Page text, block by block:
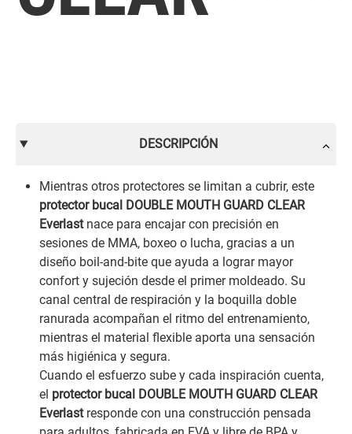
DESCRIPCIÓN
Mientras otros protectores se limitan a cubrir, este
protector bucal DOUBLE MOUTH GUARD CLEAR
Everlastnace para encajar con precisión en
sesiones de MMA, boxeo o lucha, gracias a un
diseño boil-and-bite que ayuda a lograr mayor
confort y sujeción desde el primer moldeado. Su
canal central de respiración y la boquilla doble
ranurada acompañan el ritmo del entrenamiento,
mientras el material flexible aporta una sensación
más higiénica y segura.
Cuando el esfuerzo sube y cada inspiración cuenta,
el protector bucal DOUBLE MOUTH GUARD CLEAR
Everlastresponde con una construcción pensada